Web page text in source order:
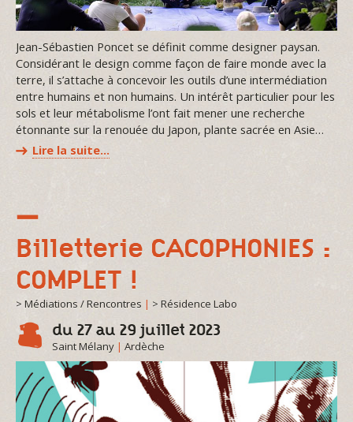
Jean-Sébastien Poncet se définit comme designer paysan.
Considérant le design comme façon de faire monde avec la
terre, il s’attache à concevoir les outils d’une intermédiation
entre humains et non humains. Un intérêt particulier pour les
sols et leur métabolisme l’ont fait mener une recherche
étonnante sur la renouée du Japon, plante sacrée en Asie…
Lire la suite…
Billetterie CACOPHONIES :
COMPLET !
> Médiations / Rencontres | > Résidence Labo
du 27 au 29 juillet 2023
Saint Mélany | Ardèche